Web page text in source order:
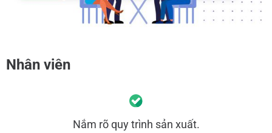
Nhân viên
Nắm rõ quy trình sản xuất.